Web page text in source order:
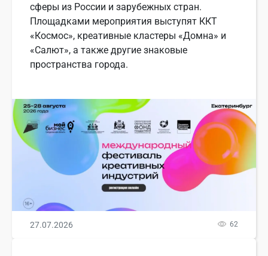
сферы из России и зарубежных стран.
Площадками мероприятия выступят ККТ
«Космос», креативные кластеры «Домна» и
«Салют», а также другие знаковые
пространства города.
27.07.2026 62